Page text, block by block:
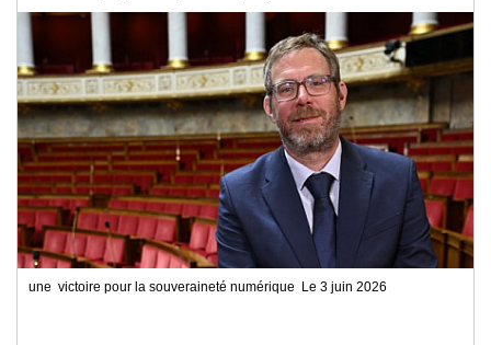
une victoire pour la souveraineté numérique Le 3 juin 2026